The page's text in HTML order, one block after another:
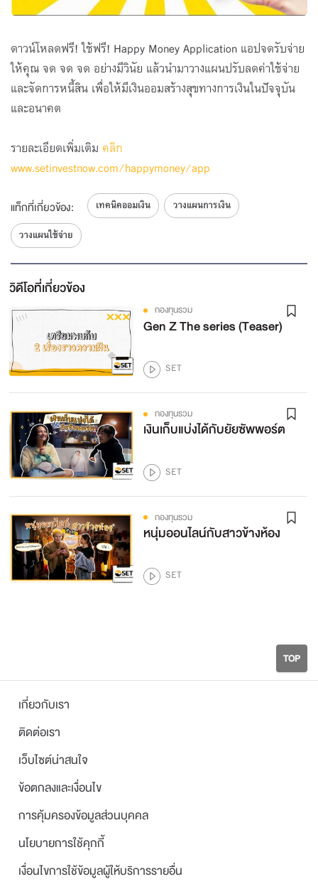
ดาวน์โหลดฟรี! ใช้ฟรี! Happy Money Application แอปจดรับจ่าย
ให้คุณ จด จด จด อย่างมีวินัย แล้วนำมาวางแผนปรับลดค่าใช้จ่าย
และจัดการหนี้สิน เพื่อให้มีเงินออมสร้างสุขทางการเงินในปัจจุบัน
และอนาคต
รายละเอียดเพิ่มเติม คลิก
www.setinvestnow.com/happymoney/app
แท็กที่เกี่ยวข้อง: เทคนิคออมเงิน
วางแผนการเงิน
วางแผนใช้จ่าย
วิดีโอที่เกี่ยวข้อง
กองทุนรวม
Gen Z The series (Teaser)
SET
กองทุนรวม
เงินเก็บแบ่งได้กับยัยซัพพอร์ต
SET
กองทุนรวม
หนุ่มออนไลน์กับสาวข้างห้อง
SET
TOP
เกี่ยวกับเรา
ติดต่อเรา
เว็บไซต์น่าสนใจ
ข้อตกลงและเงื่อนไข
การคุ้มครองข้อมูลส่วนบุคคล
นโยบายการใช้คุกกี้
เงื่อนไขการใช้ข้อมูลผู้ให้บริการรายอื่น